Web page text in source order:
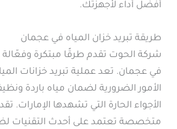
أفضل أداء لأجهزتك.
طريقة تبريد خزان المياه في عجمان
شركة الحوت تقدم طرقًا مبتكرة وفعّالة لـ
في عجمان. تعد عملية تبريد خزانات
الأمور الضرورية لضمان مياه باردة
الأجواء الحارة التي تشهدها الإمارات.
متخصصة تعتمد على أحدث التقنيات